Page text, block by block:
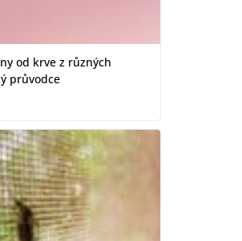
od krve z různých
průvodce